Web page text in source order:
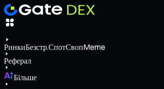
РинкиБезстр.СпотСвопMeme
Реферал
Більше